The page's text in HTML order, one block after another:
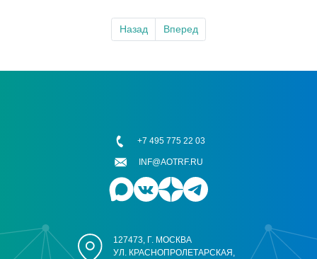
Назад Вперед
127473, Г. МОСКВА
УЛ. КРАСНОПРОЛЕТАРСКАЯ,
+7 495 775 22 03
INF@AOTRF.RU